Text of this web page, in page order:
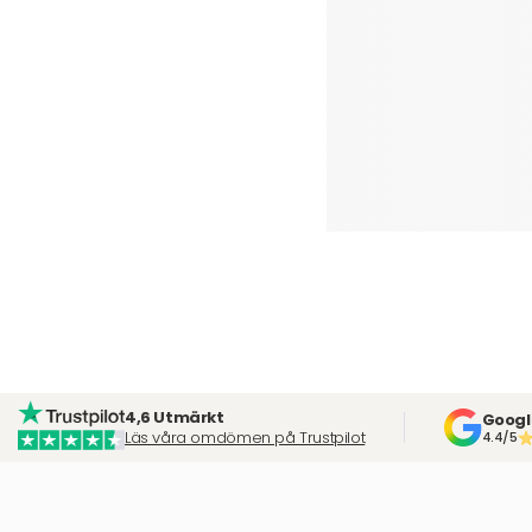
4,6 Utmärkt
Läs våra omdömen på Trustpilot
4.4/5